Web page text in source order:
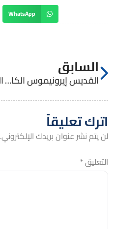
WhatsApp
السابق
القديس إيرونيموس الكاهن ومعلم الكنيسة
اترك تعليقاً
لن يتم نشر عنوان بريدك الإلكتروني.
التعليق*